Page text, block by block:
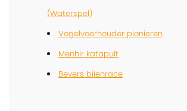
(Waterspel)
Vogelvoerhouder pionieren
Menhir katapult
Bevers bijenrace